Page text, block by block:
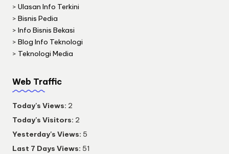
> Ulasan Info Terkini
> Bisnis Pedia
> Info Bisnis Bekasi
> Blog Info Teknologi
> Teknologi Media
Web Traffic
Today's Views: 2
Today's Visitors: 2
Yesterday's Views: 5
Last 7 Days Views: 51